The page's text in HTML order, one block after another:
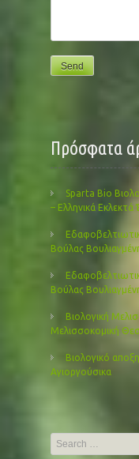
Πρόσφατα
Sparta Bio
– Ελληνικά Εκλεκτά
Βούλας
Βούλας
Βιολογική
Μελισσοκομική
Βιολογικό
Αγιοργούσικα
Search
for: